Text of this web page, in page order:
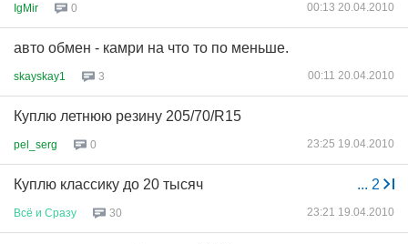
IgMir 0 00:13 20.04.2010
авто обмен - камри на что то по меньше.
skayskay1 3 00:11 20.04.2010
Куплю летнюю резину 205/70/R15
pel_serg 0 23:25 19.04.2010
... 2
Куплю классику до 20 тысяч
Всё и Сразу 30 23:21 19.04.2010